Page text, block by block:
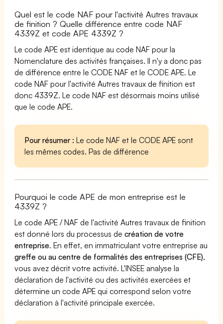
Quel est le code NAF pour l'activité Autres travaux
de finition ? Quelle différence entre code NAF
4339Z et code APE 4339Z ?
Le code APE est identique au code NAF pour la
Nomenclature des activités françaises. Il n'y a donc pas
de différence entre le CODE NAF et le CODE APE. Le
code NAF pour l'activité Autres travaux de finition est
donc 4339Z. Le code NAF est désormais moins utilisé
que le code APE.
Pour résumer : Le code NAF et le CODE APE sont
les mêmes codes. Pas de différence
Pourquoi le code APE de mon entreprise est le
4339Z ?
Le code APE / NAF de l'activité Autres travaux de finition
est donné lors du processus decréation de votre
entreprise. En effet, en immatriculant votre entreprise au
greffe ou au centre de formalités des entreprises (CFE),
vous avez décrit votre activité. L'INSEE analyse la
déclaration de l'activité ou des activités exercées et
détermine un code APE qui correspond selon votre
déclaration à l'activité principale exercée.